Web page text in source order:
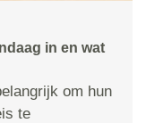
in en wat
om hun
te